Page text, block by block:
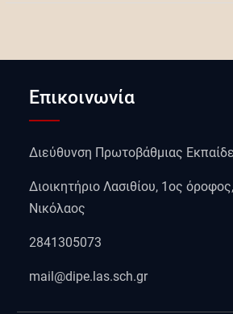
Επικοινωνία
Διεύθυνση Πρωτοβάθμιας
Διοικητήριο Λασιθίου, 1ος
Νικόλαος
2841305073
mail@dipe.las.sch.gr